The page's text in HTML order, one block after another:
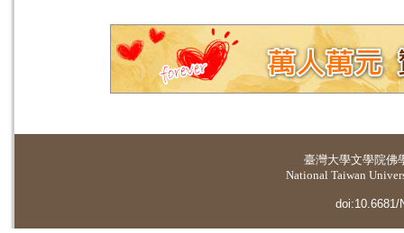
臺灣大學文學院佛
National Taiwan
doi:10.6681/